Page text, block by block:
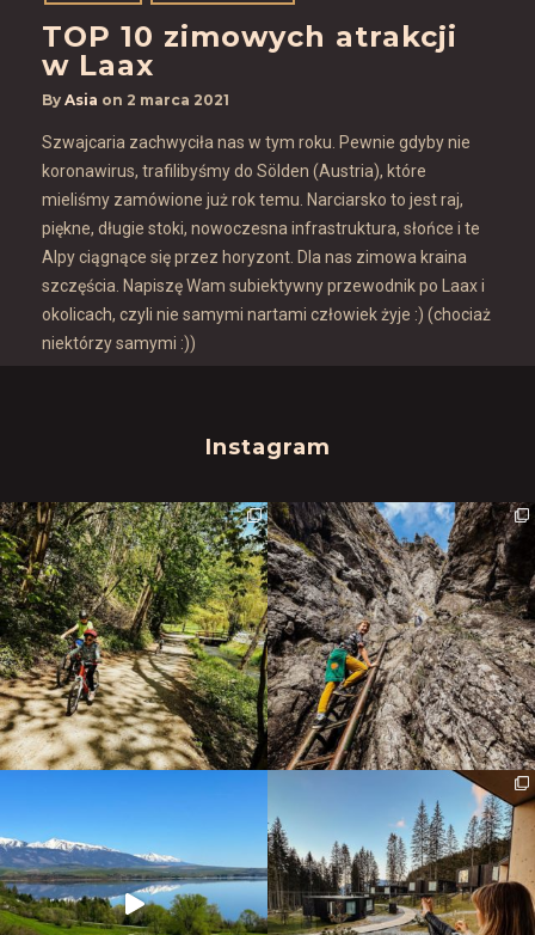
TOP 10 zimowych atrakcji
w Laax
By Asia on 2 marca 2021
Szwajcaria zachwyciła nas w tym roku. Pewnie gdyby nie
koronawirus, trafilibyśmy do Sölden (Austria), które
mieliśmy zamówione już rok temu. Narciarsko to jest raj,
piękne, długie stoki, nowoczesna infrastruktura, słońce i te
Alpy ciągnące się przez horyzont. Dla nas zimowa kraina
szczęścia. Napiszę Wam subiektywny przewodnik po Laax i
okolicach, czyli nie samymi nartami człowiek żyje :) (chociaż
niektórzy samymi :))
Instagram